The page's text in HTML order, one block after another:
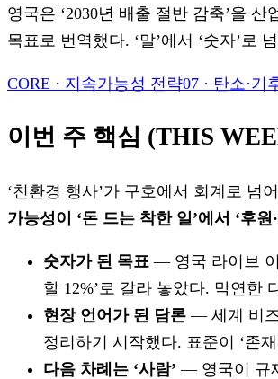
영국은 ‘2030년 배출 절반 감축’을
목표로 번역했다. ‘말’에서 ‘숫자’로
CORE · 지속가능성 전략07 · 탄소·기
이번 주 핵심 (THIS
‘친환경 행사’가 구호에서 회계로 넘
가능성이 ‘돈 드는 착한 일’에서 ‘후
숫자가 된 목표 — 영국 라이브 이
할 12%’로 갈라 놓았다. 막연한
현장 언어가 된 담론 — 세계 비
정리하기 시작했다. 표준이 ‘존
다음 차례는 ‘사람’ — 영국이 규